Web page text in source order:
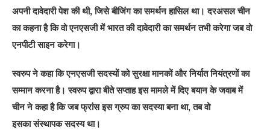
अपनी दावेदारी पेश की थी, जिसे बीजिंग का समर्थन हासिल था। दरअसल चीन
का कहना है कि वो एनएसजी में भारत की दावेदारी का समर्थन तभी करेगा जब वो
एनपीटी साइन करेगा।
स्वरुप ने कहा कि एनएसजी सदस्यों को सुरक्षा मानकों और निर्यात नियंत्रणों का
सम्मान करना है। स्वरुप द्वारा बीते सप्ताह इस मामले में दिए बयान के जवाब में
चीन ने कहा है कि जब फ्रांस इस ग्रुप का सदस्या बना था, तब वो
इसका संस्थापक सदस्य था।